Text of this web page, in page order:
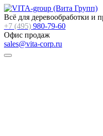
Всё для деревообработки и
+7 (495) 980-79-60
Офис продаж
sales@vita-corp.ru